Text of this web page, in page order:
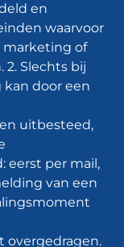
en
waarvoor
marketing of
Slechts bij
door een
uitbesteed,
eerst per mail,
van een
overgedragen.